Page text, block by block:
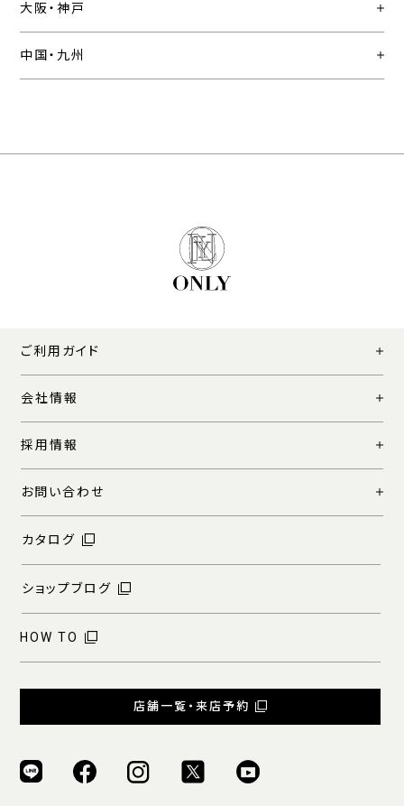
大阪・神戸
中国・九州
ご利用ガイド
会社情報
採用情報
お問い合わせ
カタログ
ショップブログ
HOW TO
店舗一覧・来店予約